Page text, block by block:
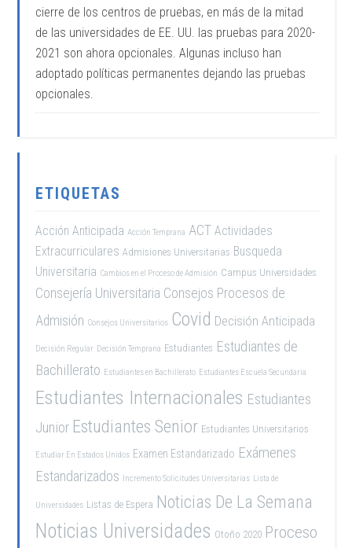
cierre de los centros de pruebas, en más de la mitad
de las universidades de EE. UU. las pruebas para 2020-
2021 son ahora opcionales. Algunas incluso han
adoptado políticas permanentes dejando las pruebas
opcionales.
ETIQUETAS
Acción Anticipada Acción Temprana ACT Actividades
Extracurriculares Admisiones Universitarias Busqueda
Universitaria Cambios en el Proceso de Admisión Campus Universidades
Consejería Universitaria Consejos Procesos de
Admisión Consejos Universitarios Covid Decisión Anticipada
Decisión Regular Decisión Temprana Estudiantes Estudiantes de
Bachillerato Estudiantes en Bachillerato Estudiantes Escuela Secundaria
Estudiantes Internacionales Estudiantes
Junior Estudiantes Senior Estudiantes Universitarios
Estudiar En Estados Unidos Examen Estandarizado Exámenes
Estandarizados Incremento Solicitudes Universitarias Lista de
Universidades Listas de Espera Noticias De La Semana
Noticias Universidades Otoño 2020 Proceso